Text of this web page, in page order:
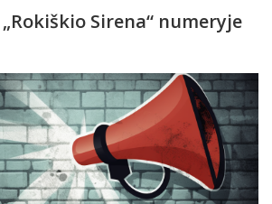
Sirena“ numeryje